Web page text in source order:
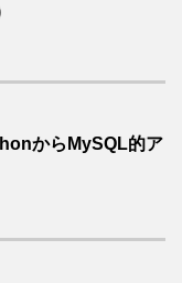
からMySQL的ア